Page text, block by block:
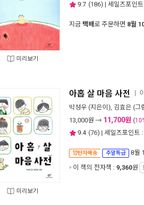
미리보기
9.7 (186) | 세일즈포인
지금 택배로 주문하면 8월
미리보기
아홉 살 마음 사전
박성우 (지은이), 김효은 (그
13,000원 → 11,700원 (
9.4 (76) | 세일즈포인트 :
양탄자배송 주말특급 8월
이 책의 전자책 : 9,360원